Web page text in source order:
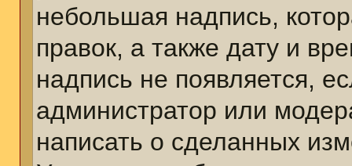
небольшая надпись,
правок, а также дату и
надпись не появляется,
администратор или
написать о сделанных